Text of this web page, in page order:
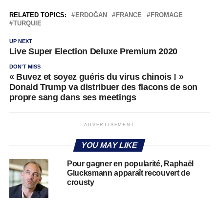
RELATED TOPICS: ERDOĞAN FRANCE
FROMAGE
TURQUIE
UP NEXT
Live Super Election Deluxe Premium 2020
DON'T MISS
« Buvez et soyez guéris du virus chinois ! »
Donald Trump va distribuer des flacons de son
propre sang dans ses meetings
ADVERTISEMENT
YOU MAY LIKE
Pour gagner en popularité, Raphaël
Glucksmann apparaît recouvert de
crousty